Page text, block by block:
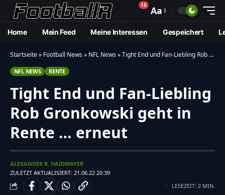
🔔16 Aa
Home Mein Feed Meine Interessen Gespeichert
Startseite» Football News» NFL News»Tight End und Fan-Liebling Rob Gronkowski geht in Rente … erneut
NFL NEWS RENTE
Tight End und Fan-Liebling
Rob Gronkowski geht in
Rente … erneut
ZULETZT AKTUALISIERT: 21.06.22 20:39
ALEXANDER R. HAIDMAYER
LESEZEIT: 2 MIN.